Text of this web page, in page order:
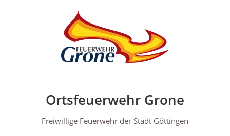
Ortsfeuerwehr Grone
Freiwillige Feuerwehr der Stadt Göttingen